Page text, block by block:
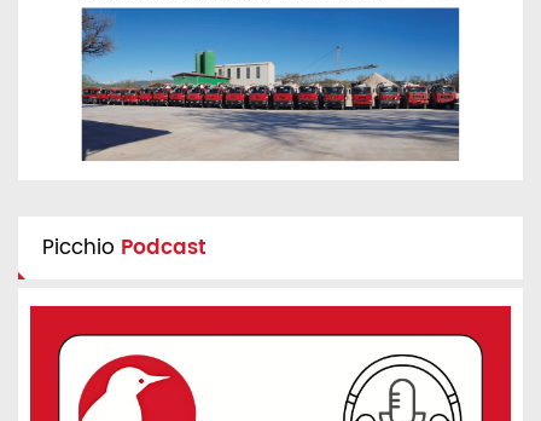
Picchio Podcast